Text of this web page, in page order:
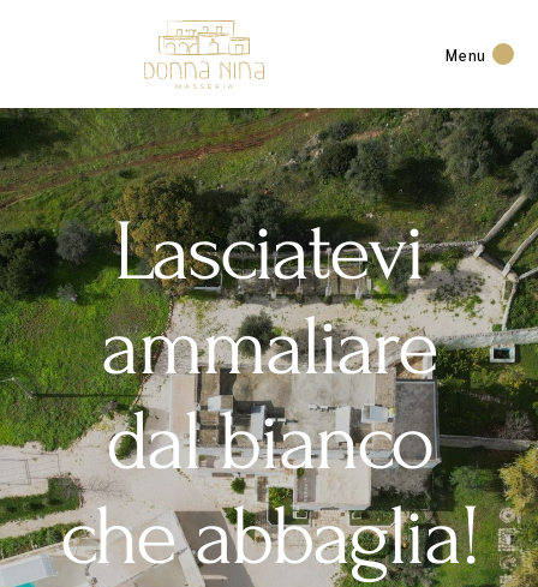
Menu
Lasciatevi
ammaliare
dal bianco
che abbaglia!